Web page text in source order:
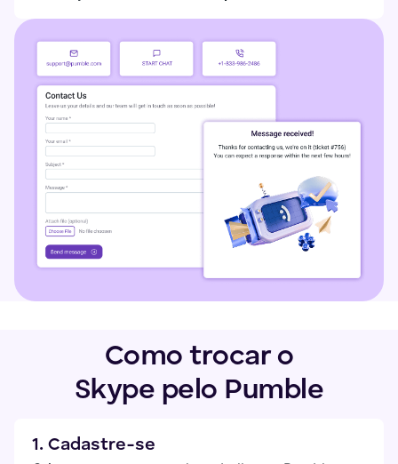
Como trocar o
Skype pelo Pumble
1. Cadastre-se